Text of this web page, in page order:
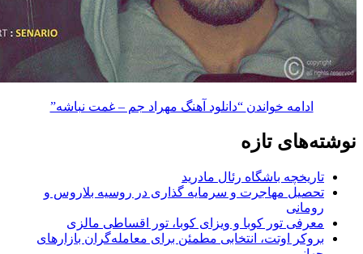
ادامه خواندن“دانلود آهنگ مهراد جم – غمت نباشه”
تازه
باشگاه رئال مادرید
مهاجرت و سرمایه گذاری در روسیه بلاروس و
تور کوبا و ویزای کوبا، تور اقساطی مالزی
اوتت، انتخابی مطمئن برای معامله‌گران بازارهای